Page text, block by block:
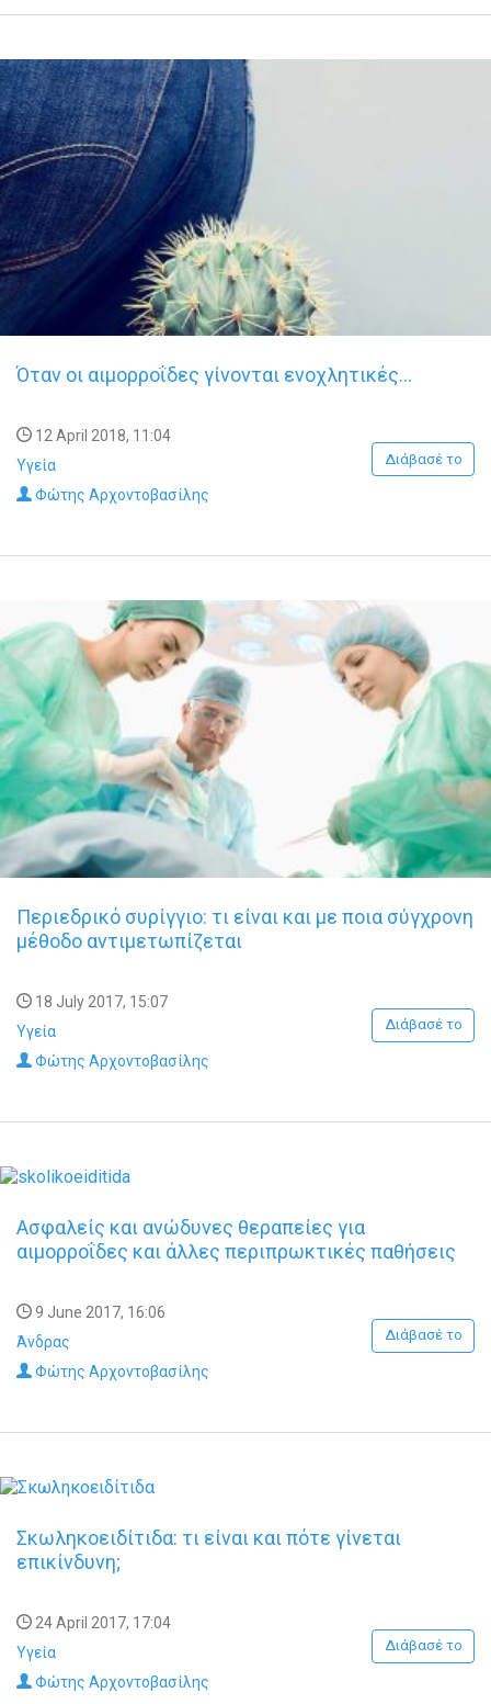
Όταν οι αιμορροΐδες γίνονται ενοχλητικές…
12 April 2018, 11:04
Υγεία
Φώτης Αρχοντοβασίλης
Διάβασέ το
Περιεδρικό συρίγγιο: τι είναι και με ποια σύγχρονη
μέθοδο αντιμετωπίζεται
18 July 2017, 15:07
Υγεία
Φώτης Αρχοντοβασίλης
Διάβασέ το
Ασφαλείς και ανώδυνες θεραπείες για
αιμορροΐδες και άλλες περιπρωκτικές παθήσεις
9 June 2017, 16:06
Άνδρας
Φώτης Αρχοντοβασίλης
Διάβασέ το
Σκωληκοειδίτιδα: τι είναι και πότε γίνεται
επικίνδυνη;
24 April 2017, 17:04
Υγεία
Φώτης Αρχοντοβασίλης
Διάβασέ το